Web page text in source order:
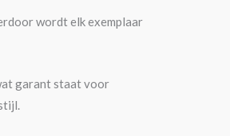
wordt elk exemplaar
garant staat voor